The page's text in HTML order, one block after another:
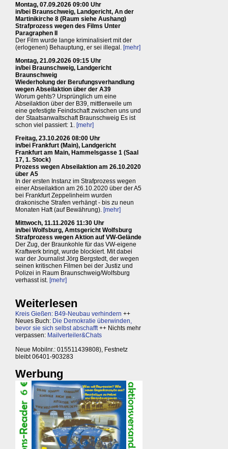
Montag, 07.09.2026 09:00 Uhr
in/bei Braunschweig, Landgericht, An der
Martinikirche 8 (Raum siehe Aushang)
Strafprozess wegen des Films Unter
Paragraphen II
Der Film wurde lange kriminalisiert mit der
(erlogenen) Behauptung, er sei illegal. [mehr]
Montag, 21.09.2026 09:15 Uhr
in/bei Braunschweig, Landgericht
Braunschweig
Wiederholung der Berufungsverhandlung
wegen Abseilaktion über der A39
Worum gehts? Ursprünglich um eine
Abseilaktion über der B39, mittlerweile um
eine gefestigte Feindschaft zwischen uns und
der Staatsanwaltschaft Braunschweig Es ist
schon viel passiert: 1. [mehr]
Freitag, 23.10.2026 08:00 Uhr
in/bei Frankfurt (Main), Landgericht
Frankfurt am Main, Hammelsgasse 1 (Saal
17, 1. Stock)
Prozess wegen Abseilaktion am 26.10.2020
über A5
In der ersten Instanz im Strafprozess wegen
einer Abseilaktion am 26.10.2020 über der A5
bei Frankfurt Zeppelinheim wurden
drakonische Strafen verhängt - bis zu neun
Monaten Haft (auf Bewährung). [mehr]
Mittwoch, 11.11.2026 11:30 Uhr
in/bei Wolfsburg, Amtsgericht Wolfsburg
Strafprozess wegen Aktion auf VW-Gelände
Der Zug, der Braunkohle für das VW-eigene
Kraftwerk bringt, wurde blockiert. Mit dabei
war der Journalist Jörg Bergstedt, der wegen
seinen kritischen Filmen bei der Justiz und
Polizei in Raum Braunschweig/Wolfsburg
verhasst ist. [mehr]
Weiterlesen
Kreis Gießen: B49-Neubau verhindern ++
Neues Buch: Die Demokratie überwinden,
bevor sie sich selbst abschafft++ Nichts mehr
verpassen: Mailverteiler&Chats
Neue Mobilnr.: 015511439808), Festnetz
bleibt 06401-903283
Werbung